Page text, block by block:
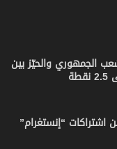
الجمهوري والحيّز بين
اشتراكات “إنستغرام”